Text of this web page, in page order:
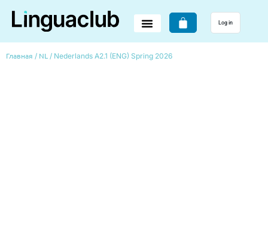
Log in
Главная / NL / Nederlands A2.1 (ENG) Spring 2026